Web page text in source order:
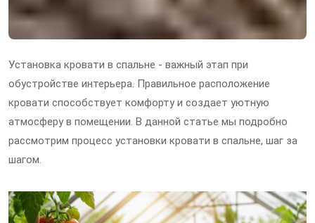
Установка кровати в спальне - важный этап при
обустройстве интерьера. Правильное расположение
кровати способствует комфорту и создает уютную
атмосферу в помещении. В данной статье мы подробно
рассмотрим процесс установки кровати в спальне, шаг за
шагом.